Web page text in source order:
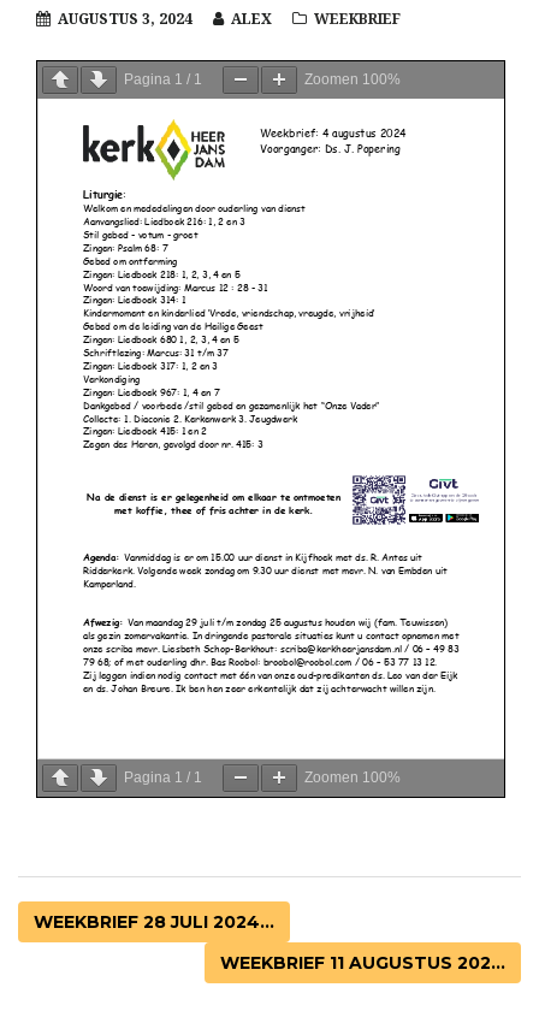
AUGUSTUS 3, 2024 ALEX WEEKBRIEF
Pagina 1 / 1 Zoomen 100%
Pagina 1 / 1 Zoomen 100%
WEEKBRIEF 28 JULI 2024...
WEEKBRIEF 11 AUGUSTUS 202...